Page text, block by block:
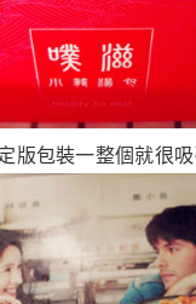
版包裝一整個就很